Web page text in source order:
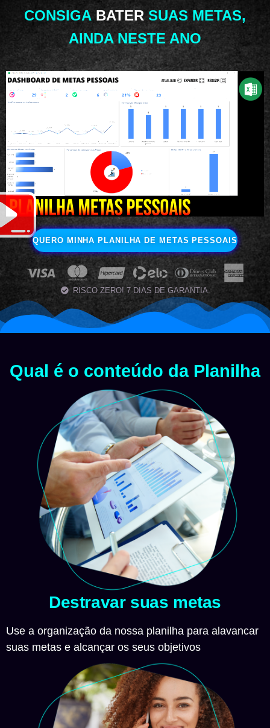
CONSIGA BATER SUAS METAS,
AINDA NESTE ANO
QUERO MINHA PLANILHA DE METAS PESSOAIS
RISCO ZERO! 7 DIAS DE GARANTIA.
Qual é o conteúdo da Planilha
Destravar suas metas
Use a organização da nossa planilha para alavancar
suas metas e alcançar os seus objetivos